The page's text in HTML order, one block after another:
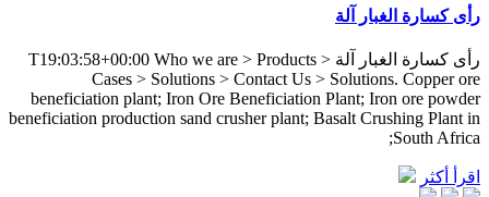
رأى كسارة الغبار آلة
رأى كسارة الغبار آلة T19:03:58+00:00 Who we are > Products >
Cases > Solutions > Contact Us > Solutions. Copper ore
beneficiation plant; Iron Ore Beneficiation Plant; Iron ore powder
beneficiation production sand crusher plant; Basalt Crushing Plant in
South Africa;
اقرأ أكثر